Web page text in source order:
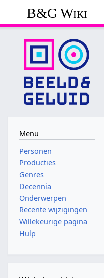
B&G Wiki
Menu
Personen
Producties
Genres
Decennia
Onderwerpen
Recente wijzigingen
Willekeurige pagina
Hulp